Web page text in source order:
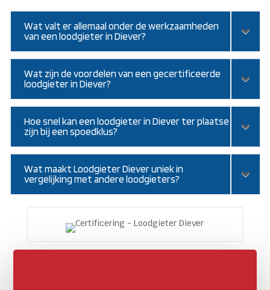
Wat valt er allemaal onder de werkzaamheden
van een loodgieter in Diever?
Wat zijn de voordelen van een gecertificeerde
loodgieter in Diever?
Hoe snel kan een loodgieter in Diever ter plaatse
zijn bij een spoedklus?
Wat maakt Loodgieter Diever uniek in
vergelijking met andere loodgieters?